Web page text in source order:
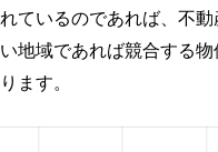
ているのであれば、不
地域であれば競合する
ます。